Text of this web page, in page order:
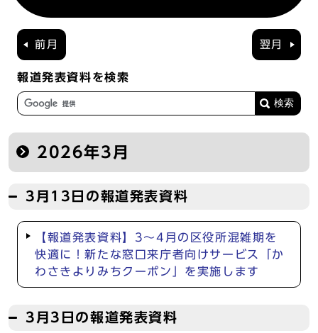
前月 翌月
報道発表資料を検索
2026年3月
3月13日の報道発表資料
【報道発表資料】3～4月の区役所混雑期を
快適に！新たな窓口来庁者向けサービス「か
わさきよりみちクーポン」を実施します
3月3日の報道発表資料